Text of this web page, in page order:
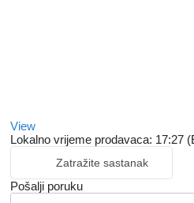
View
Lokalno vrijeme prodavaca: 17:27
Zatražite sastanak
Pošalji poruku